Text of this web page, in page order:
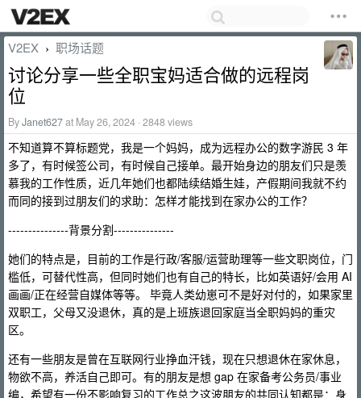
V2EX › 职场话题
讨论分享一些全职宝妈适合做的远程岗
位
ByJanet627at May 26, 2024 · 2848 views
不知道算不算标题党，我是一个妈妈，成为远程办公的数字游民 3 年
多了，有时候签公司，有时候自己接单。最开始身边的朋友们只是羡
慕我的工作性质，近几年她们也都陆续结婚生娃，产假期间我就不约
而同的接到过朋友们的求助：怎样才能找到在家办公的工作？
---------------背景分割---------------
她们的特点是，目前的工作是行政/客服/运营助理等一些文职岗位，门
槛低，可替代性高，但同时她们也有自己的特长，比如英语好/会用 AI
画画/正在经营自媒体等等。 毕竟人类幼崽可不是好对付的，如果家里
双职工，父母又没退休，真的是上班族退回家庭当全职妈妈的重灾
区。
还有一些朋友是曾在互联网行业挣血汗钱，现在只想退休在家休息，
物欲不高，养活自己即可。有的朋友是想 gap 在家备考公务员/事业
编，希望有一份不影响复习的工作总之这波朋友的共同认知都是：身